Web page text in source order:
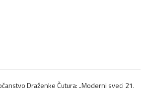
Draženke Čutura: „Moderni sveci 21.